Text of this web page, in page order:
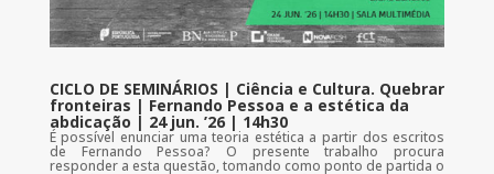
CICLO DE SEMINÁRIOS | Ciência e Cultura. Quebrar
fronteiras | Fernando Pessoa e a estética da
abdicação | 24 jun. ’26 | 14h30
É possível enunciar uma teoria estética a partir dos escritos
de Fernando Pessoa? O presente trabalho procura
responder a esta questão, tomando como ponto de partida o